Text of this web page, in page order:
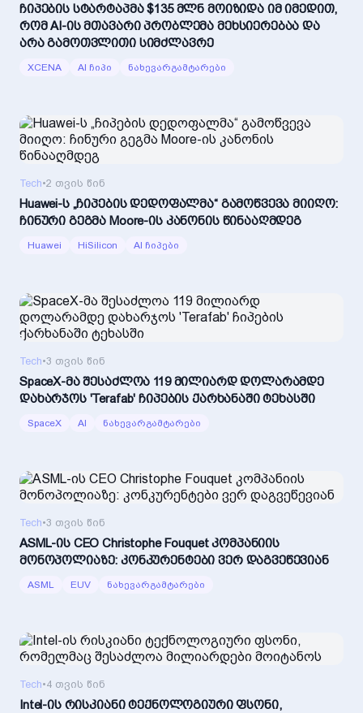
ჩიპების სტარტაპმა $135 მლნ მოიზიდა იმ იმედით,
რომ AI-ის მთავარი პრობლემა მეხსიერებაა და
არა გამოთვლითი სიმძლავრე
XCENA AI ჩიპი ნახევარგამტარები
Tech•2 თვის წინ
Huawei-ს „ჩიპების დედოფალმა“ გამოწვევა მიიღო:
ჩინური გეგმა Moore-ის კანონის წინააღმდეგ
Huawei HiSilicon AI ჩიპები
Tech•3 თვის წინ
SpaceX-მა შესაძლოა 119 მილიარდ დოლარამდე
დახარჯოს 'Terafab' ჩიპების ქარხანაში ტეხასში
SpaceX AI ნახევარგამტარები
Tech•3 თვის წინ
ASML-ის CEO Christophe Fouquet კომპანიის
მონოპოლიაზე: კონკურენტები ვერ დაგვეწევიან
ASML EUV ნახევარგამტარები
Tech•4 თვის წინ
Intel-ის რისკიანი ტექნოლოგიური ფსონი,